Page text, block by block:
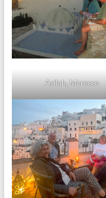
Asilah, Morocco